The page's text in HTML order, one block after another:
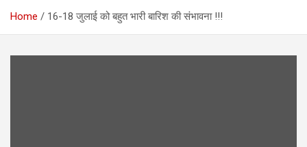
Home 16-18 जुलाई को बहुत भारी बारिश की संभावना !!!